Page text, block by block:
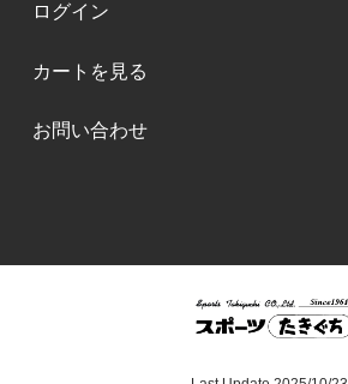
ログイン
カートを見る
お問い合わせ